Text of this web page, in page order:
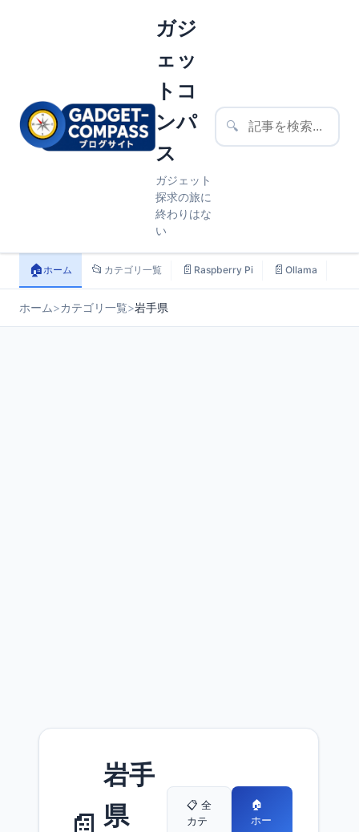
ガジ
ェッ
トコ
ンパ
ス
ガジェット
探求の旅に
終わりはな
い
🔍
🏠ホーム 📂 カテゴリ一覧 📄 Raspberry Pi 📄 Ollama
ホーム>カテゴリ一覧>岩手県
岩手
県
📋 全
カテ
🏠
ホー